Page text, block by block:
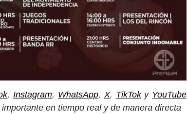
, Instagram, WhatsApp, X, TikToky YouTube
en tiempo real y de manera directa